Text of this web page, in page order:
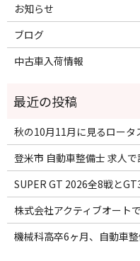
お知らせ
ブログ
中古車入荷情報
秋の10月11月に見るロータ
登米市 自動車整備士 求人
SUPER GT 2026全8戦と
株式会社アクティブオート
機械科高卒6ヶ月、自動車